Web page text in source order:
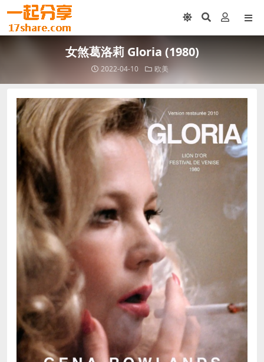
女煞葛洛莉 Gloria (1980)
2022-04-10 欧美